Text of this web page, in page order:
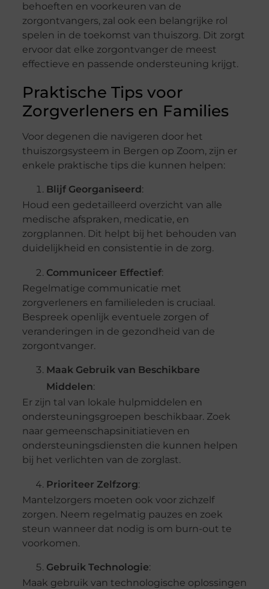
behoeften en voorkeuren van de
zorgontvangers, zal ook een belangrijke rol
spelen in de toekomst van thuiszorg. Dit zorgt
ervoor dat elke zorgontvanger de meest
effectieve en passende ondersteuning krijgt.
Praktische Tips voor
Zorgverleners en Families
Voor degenen die navigeren door het
thuiszorgsysteem in Bergen op Zoom, zijn er
enkele praktische tips die kunnen helpen:
Blijf Georganiseerd :
Houd een gedetailleerd overzicht van alle
medische afspraken, medicatie, en
zorgplannen. Dit helpt bij het behouden van
duidelijkheid en consistentie in de zorg.
Communiceer Effectief:
Regelmatige communicatie met
zorgverleners en familieleden is cruciaal.
Bespreek openlijk eventuele zorgen of
veranderingen in de gezondheid van de
zorgontvanger.
Maak Gebruik van Beschikbare
Middelen:
Er zijn tal van lokale hulpmiddelen en
ondersteuningsgroepen beschikbaar. Zoek
naar gemeenschapsinitiatieven en
ondersteuningsdiensten die kunnen helpen
bij het verlichten van de zorglast.
Prioriteer Zelfzorg:
Mantelzorgers moeten ook voor zichzelf
zorgen. Neem regelmatig pauzes en zoek
steun wanneer dat nodig is om burn-out te
voorkomen.
Gebruik Technologie:
Maak gebruik van technologische oplossingen